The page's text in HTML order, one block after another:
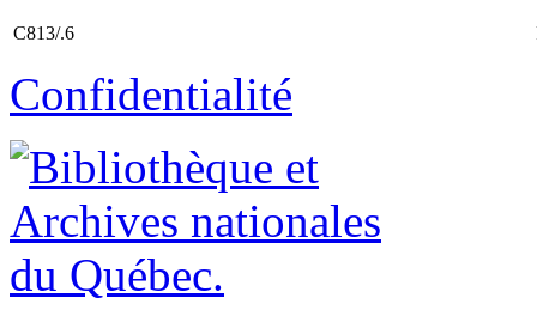
C813/.6
Confidentialité